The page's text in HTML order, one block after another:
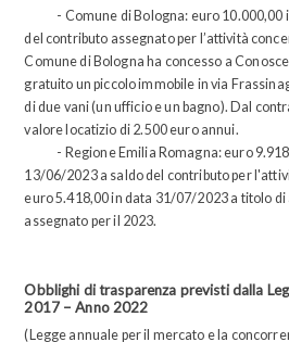
- Comune di Bologna: euro
del contributo assegnato per l’attività
Comune di Bologna ha concesso a
gratuito un piccolo immobile in via
di due vani (un ufficio e un bagno). Dal
valore locatizio di 2.500 euro annui.
- Regione Emilia Romagna: euro
13/06/2023 a saldo del contributo per
euro 5.418,00 in data 31/07/2023 a titolo
assegnato per il 2023.
Obblighi di trasparenza previsti dalla
2017 – Anno 2022
(Legge annuale per il mercato e la